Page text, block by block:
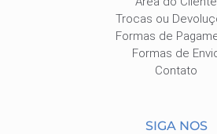
Trocas ou
Formas de
Formas de
Contato
SIGA NOS